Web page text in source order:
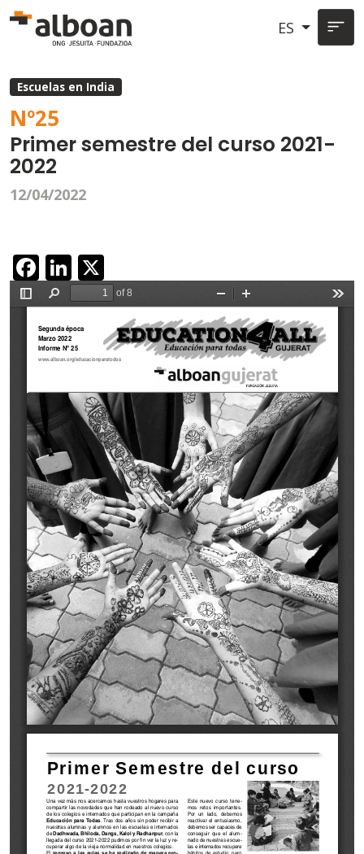
Pasar al contenido principal
ES
Escuelas en India
Nº25
Primer semestre del curso 2021-
2022
12/04/2022
Facebook
LinkedIn